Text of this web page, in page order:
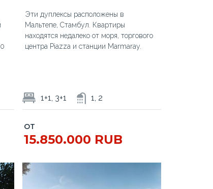
Эти дуплексы расположены в
Мальтепе, Стамбул. Квартиры
находятся недалеко от моря, торгового
центра Piazza и станции Marmaray.
1+1, 3+1 1, 2
ОТ
15.850.000 RUB